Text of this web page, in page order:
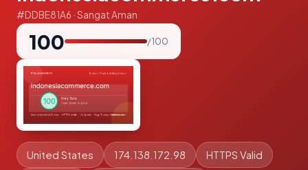
#DDBE81A6 · Sangat Aman
100 / 100
United States 174.138.172.98 HTTPS Valid